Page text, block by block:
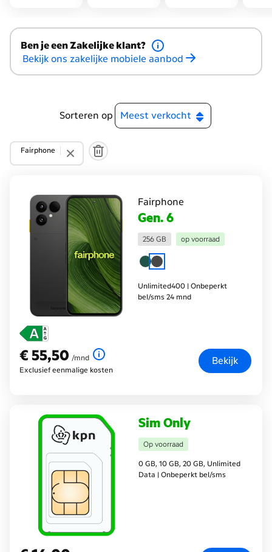
Ben je een Zakelijke klant?
Bekijk ons zakelijke mobiele aanbod
Sorteren op
Fairphone
Fairphone
Gen. 6
256 GB op voorraad
Unlimited400 | Onbeperkt
bel/sms 24 mnd
€ 55,50
€ 55,50
per maand /mnd
Exclusief eenmalige kosten
Bekijk
Sim Only
Op voorraad
0 GB, 10 GB, 20 GB, Unlimited
Data | Onbeperkt bel/sms
€ 16,00